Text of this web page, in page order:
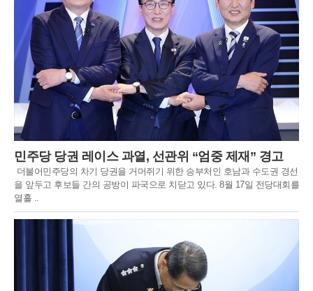
민주당 당권 레이스 과열, 선관위 “엄중 제재” 경고
더불어민주당의 차기 당권을 거머쥐기 위한 승부처인 호남과 수도권 경선
을 앞두고 후보들 간의 공방이 파국으로 치닫고 있다. 8월 17일 전당대회를
열흘 ..